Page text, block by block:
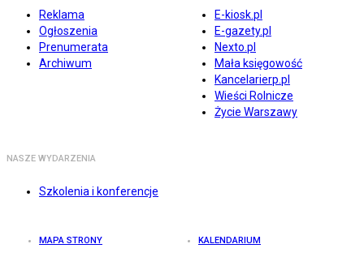
Reklama
Ogłoszenia
Prenumerata
Archiwum
E-kiosk.pl
E-gazety.pl
Nexto.pl
Mała księgowość
Kancelarierp.pl
Wieści Rolnicze
Życie Warszawy
NASZE WYDARZENIA
Szkolenia i konferencje
MAPA STRONY KALENDARIUM